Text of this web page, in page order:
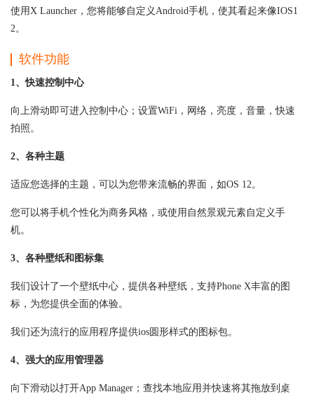
使用X Launcher，您将能够自定义Android手机，使其看起来像IOS1
2。
软件功能
1、快速控制中心
向上滑动即可进入控制中心；设置WiFi，网络，亮度，音量，快速
拍照。
2、各种主题
适应您选择的主题，可以为您带来流畅的界面，如OS 12。
您可以将手机个性化为商务风格，或使用自然景观元素自定义手
机。
3、各种壁纸和图标集
我们设计了一个壁纸中心，提供各种壁纸，支持Phone X丰富的图
标，为您提供全面的体验。
我们还为流行的应用程序提供ios圆形样式的图标包。
4、强大的应用管理器
向下滑动以打开App Manager；查找本地应用并快速将其拖放到桌